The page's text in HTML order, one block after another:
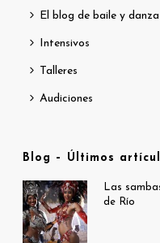
El blog de baile y danza
Intensivos
Talleres
Audiciones
Blog – Últimos
Las
de Río